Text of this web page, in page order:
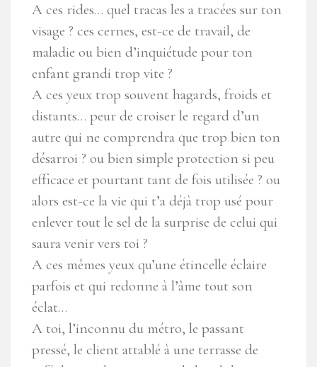
A ces rides… quel tracas les a tracées sur ton
visage ? ces cernes, est-ce de travail, de
maladie ou bien d’inquiétude pour ton
enfant grandi trop vite ?
A ces yeux trop souvent hagards, froids et
distants… peur de croiser le regard d’un
autre qui ne comprendra que trop bien ton
désarroi ? ou bien simple protection si peu
efficace et pourtant tant de fois utilisée ? ou
alors est-ce la vie qui t’a déjà trop usé pour
enlever tout le sel de la surprise de celui qui
saura venir vers toi ?
A ces mêmes yeux qu’une étincelle éclaire
parfois et qui redonne à l’âme tout son
éclat…
A toi, l’inconnu du métro, le passant
pressé, le client attablé à une terrasse de